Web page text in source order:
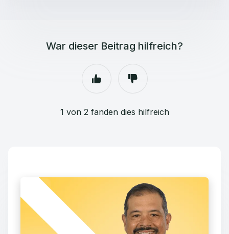
War dieser Beitrag hilfreich?
1 von 2 fanden dies hilfreich